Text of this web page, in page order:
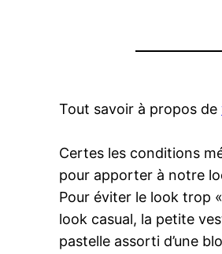
Tout savoir à propos de
Certes les conditions
pour apporter à notre
Pour éviter le look trop
look casual, la petite
pastelle assorti d’une